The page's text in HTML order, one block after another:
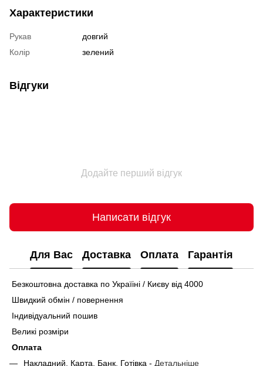
Характеристики
Рукав
довгий
Колір
зелений
Відгуки
Додайте перший відгук
Написати відгук
Для Вас Доставка Оплата Гарантія
Безкоштовна доставка по Україіні / Києву від 4000
Швидкий обмін / повернення
Індивідуальний пошив
Великі розміри
Оплата
Накладний, Карта, Банк, Готівка - Детальніше